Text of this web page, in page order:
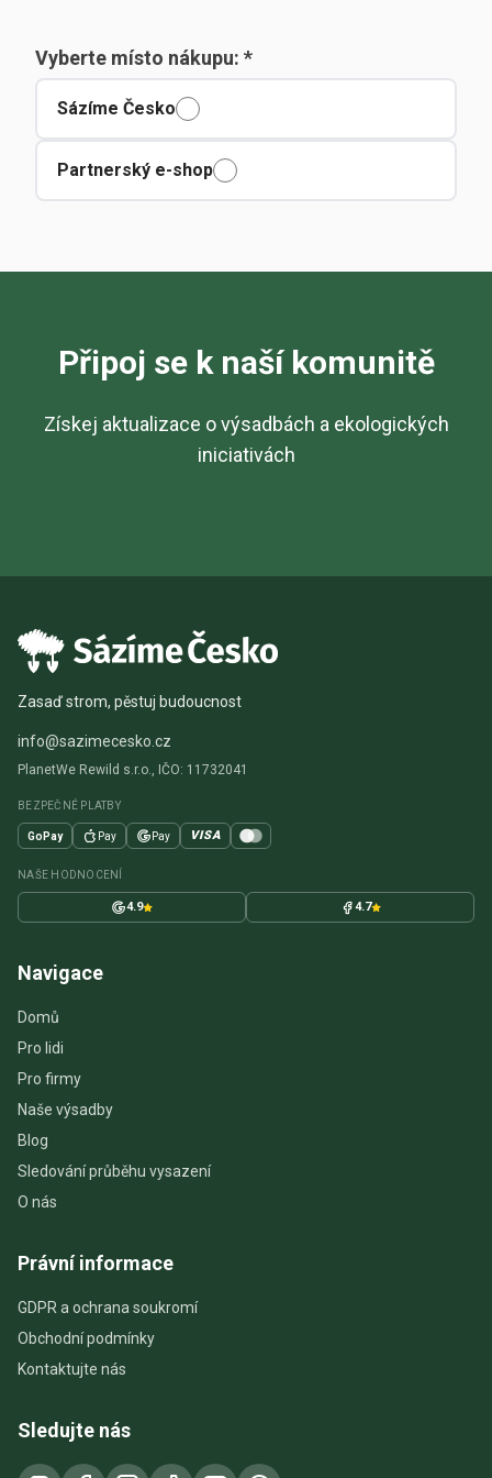
Vyberte místo nákupu: *
Sázíme Česko
Partnerský e-shop
Připoj se k naší komunitě
Získej aktualizace o výsadbách a ekologických
iniciativách
Zasaď strom, pěstuj budoucnost
info@sazimecesko.cz
PlanetWe Rewild s.r.o., IČO: 11732041
BEZPEČNÉ PLATBY
GoPay Pay Pay VISA
NAŠE HODNOCENÍ
4.9 4.7
Navigace
Domů
Pro lidi
Pro firmy
Naše výsadby
Blog
Sledování průběhu vysazení
O nás
Právní informace
GDPR a ochrana soukromí
Obchodní podmínky
Kontaktujte nás
Sledujte nás